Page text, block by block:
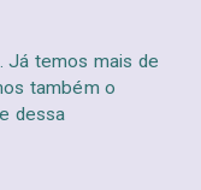
Já temos mais de
também o
dessa